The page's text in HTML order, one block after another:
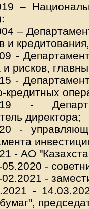
–
–
и
-
и рисков,
-
кредитных
-
директора;
-
- АО
-
-
-